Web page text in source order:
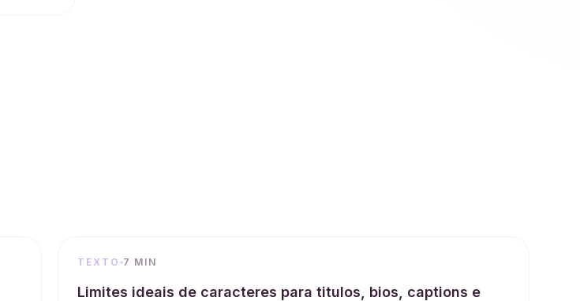
TEXTO 7 MIN
Limites ideais de caracteres para titulos, bios, captions e